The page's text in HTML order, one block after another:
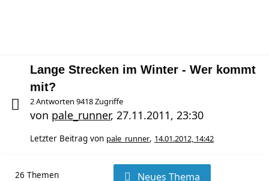
Lange Strecken im Winter - Wer kommt
mit?
2 Antworten 9418 Zugriffe
von pale_runner, 27.11.2011, 23:30
Letzter Beitrag von pale_runner, 14.01.2012, 14:42
Neues Thema
26 Themen